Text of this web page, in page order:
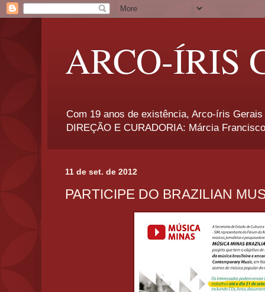
ARCO-ÍRIS
Com 19 anos de existência, Arco-íris
DIREÇÃO E CURADORIA: Márcia
11 de set. de 2012
PARTICIPE DO BRAZILIAN